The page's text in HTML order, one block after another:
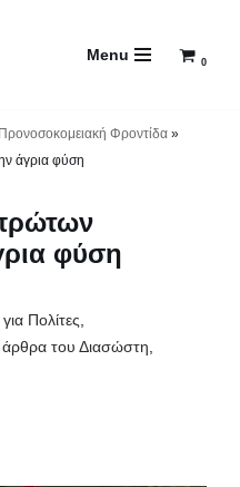
Menu 0
Προνοσοκομειακή Φροντίδα »
άγρια φύση
φύση
Πολίτες,
του Διασώστη,